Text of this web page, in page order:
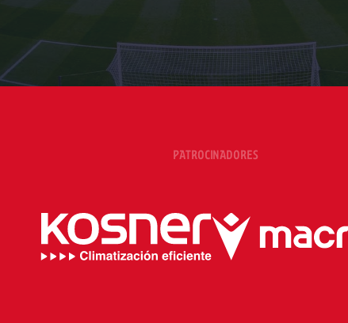
PATROCINADORES